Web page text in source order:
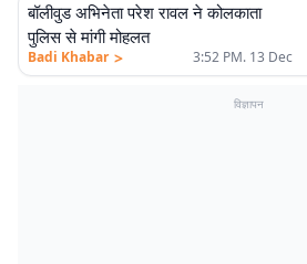
बॉलीवुड अभिनेता परेश रावल ने कोलकाता
पुलिस से मांगी मोहलत
Badi Khabar > 3:52 PM. 13 Dec
विज्ञापन